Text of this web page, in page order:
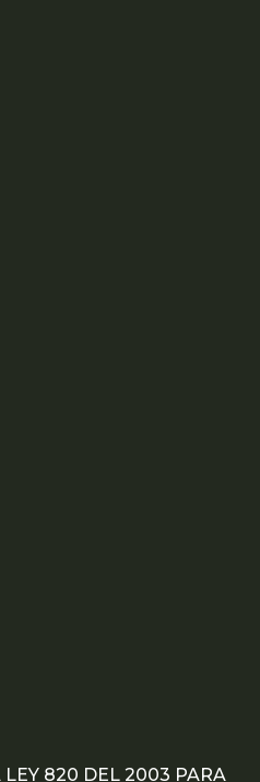
LEY 820 DEL 2003 PARA